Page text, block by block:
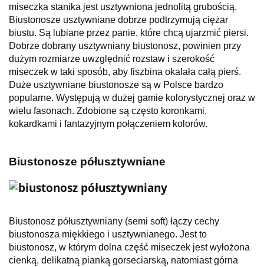
miseczka stanika jest usztywniona jednolitą grubością.
Biustonosze usztywniane dobrze podtrzymują ciężar
biustu. Są lubiane przez panie, które chcą ujarzmić piersi.
Dobrze dobrany usztywniany biustonosz, powinien przy
dużym rozmiarze uwzględnić rozstaw i szerokość
miseczek w taki sposób, aby fiszbina okalała całą pierś.
Duże usztywniane biustonosze są w Polsce bardzo
popularne. Występują w dużej gamie kolorystycznej oraz w
wielu fasonach. Zdobione są często koronkami,
kokardkami i fantazyjnym połączeniem kolorów.
Biustonosze półusztywniane
Biustonosz półusztywniany (semi soft) łączy cechy
biustonosza miękkiego i usztywnianego. Jest to
biustonosz, w którym dolna część miseczek jest wyłożona
cienką, delikatną pianką gorseciarską, natomiast górna